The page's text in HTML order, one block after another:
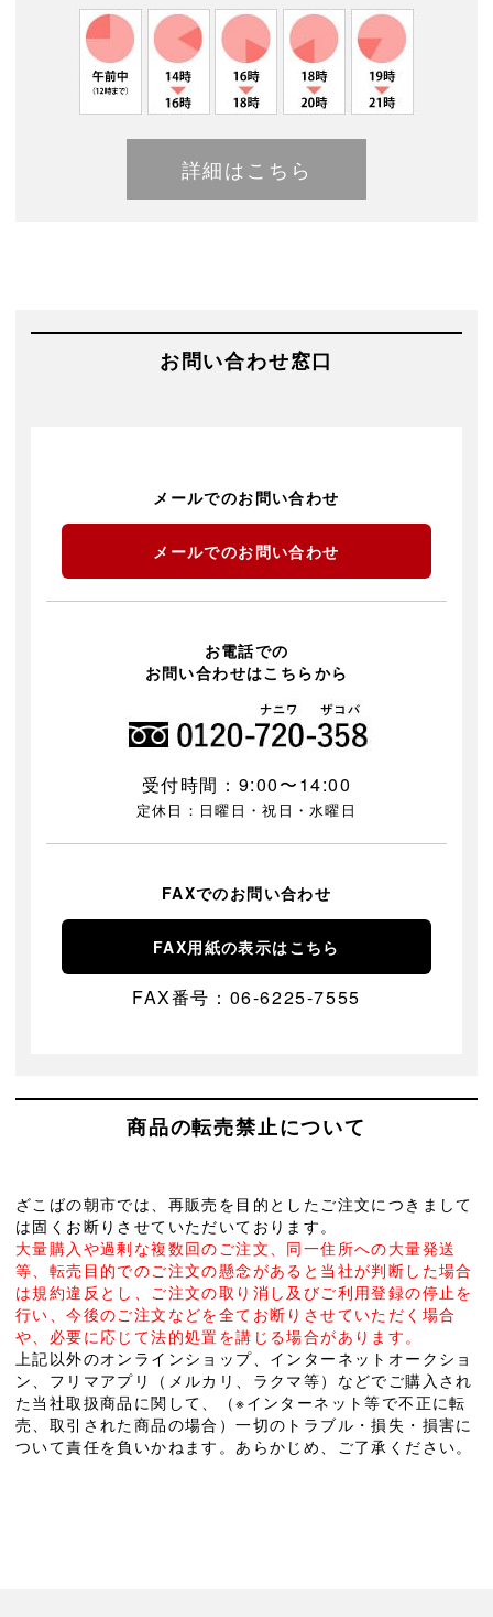
詳細はこちら
お問い合わせ窓口
メールでのお問い合わせ
メールでのお問い合わせ
お電話での
お問い合わせはこちらから
受付時間：9:00〜14:00
定休日：日曜日・祝日・水曜日
FAXでのお問い合わせ
FAX用紙の表示はこちら
FAX番号：06-6225-7555
商品の転売禁止について
ざこばの朝市では、再販売を目的としたご注文につきまして
は固くお断りさせていただいております。
大量購入や過剰な複数回のご注文、同一住所への大量発送
等、転売目的でのご注文の懸念があると当社が判断した場合
は規約違反とし、ご注文の取り消し及びご利用登録の停止を
行い、今後のご注文などを全てお断りさせていただく場合
や、必要に応じて法的処置を講じる場合があります。
上記以外のオンラインショップ、インターネットオークショ
ン、フリマアプリ（メルカリ、ラクマ等）などでご購入され
た当社取扱商品に関して、（※インターネット等で不正に転
売、取引された商品の場合）一切のトラブル・損失・損害に
ついて責任を負いかねます。あらかじめ、ご了承ください。